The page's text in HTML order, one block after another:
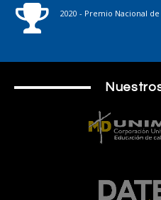
2020 - Premio Nacional